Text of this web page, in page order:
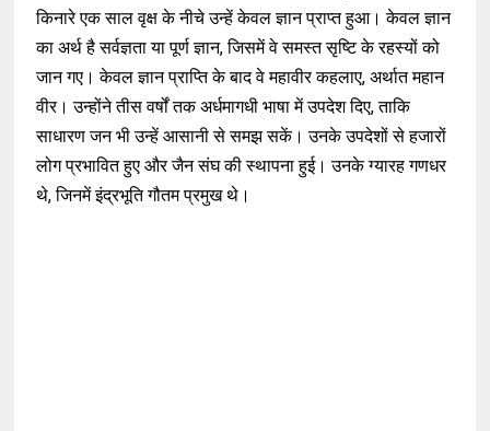
किनारे एक साल वृक्ष के नीचे उन्हें केवल ज्ञान प्राप्त हुआ। केवल ज्ञान
का अर्थ है सर्वज्ञता या पूर्ण ज्ञान, जिसमें वे समस्त सृष्टि के रहस्यों को
जान गए। केवल ज्ञान प्राप्ति के बाद वे महावीर कहलाए, अर्थात महान
वीर। उन्होंने तीस वर्षों तक अर्धमागधी भाषा में उपदेश दिए, ताकि
साधारण जन भी उन्हें आसानी से समझ सकें। उनके उपदेशों से हजारों
लोग प्रभावित हुए और जैन संघ की स्थापना हुई। उनके ग्यारह गणधर
थे, जिनमें इंद्रभूति गौतम प्रमुख थे।